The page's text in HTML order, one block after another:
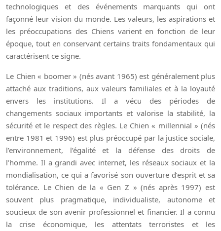
technologiques et des événements marquants qui ont
façonné leur vision du monde. Les valeurs, les aspirations et
les préoccupations des Chiens varient en fonction de leur
époque, tout en conservant certains traits fondamentaux qui
caractérisent ce signe.
Le Chien « boomer » (nés avant 1965) est généralement plus
attaché aux traditions, aux valeurs familiales et à la loyauté
envers les institutions. Il a vécu des périodes de
changements sociaux importants et valorise la stabilité, la
sécurité et le respect des règles. Le Chien « millennial » (nés
entre 1981 et 1996) est plus préoccupé par la justice sociale,
l’environnement, l’égalité et la défense des droits de
l’homme. Il a grandi avec internet, les réseaux sociaux et la
mondialisation, ce qui a favorisé son ouverture d’esprit et sa
tolérance. Le Chien de la « Gen Z » (nés après 1997) est
souvent plus pragmatique, individualiste, autonome et
soucieux de son avenir professionnel et financier. Il a connu
la crise économique, les attentats terroristes et les